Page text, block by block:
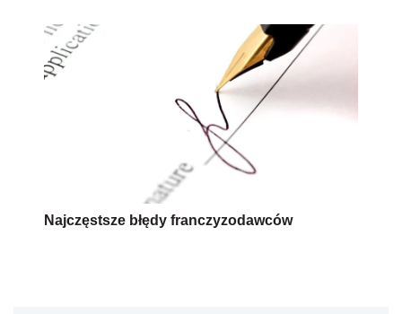
Najczęstsze błędy franczyzodawców